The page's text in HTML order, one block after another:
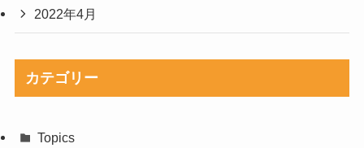
2022年4月
カテゴリー
Topics